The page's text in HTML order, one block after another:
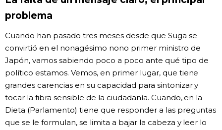
problema
Cuando han pasado tres meses desde que Suga se
convirtió en el nonagésimo nono primer ministro de
Japón, vamos sabiendo poco a poco ante qué tipo de
político estamos. Vemos, en primer lugar, que tiene
grandes carencias en su capacidad para sintonizar y
tocar la fibra sensible de la ciudadanía. Cuando, en la
Dieta (Parlamento) tiene que responder a las preguntas
que se le formulan, se limita a bajar la cabeza y leer lo